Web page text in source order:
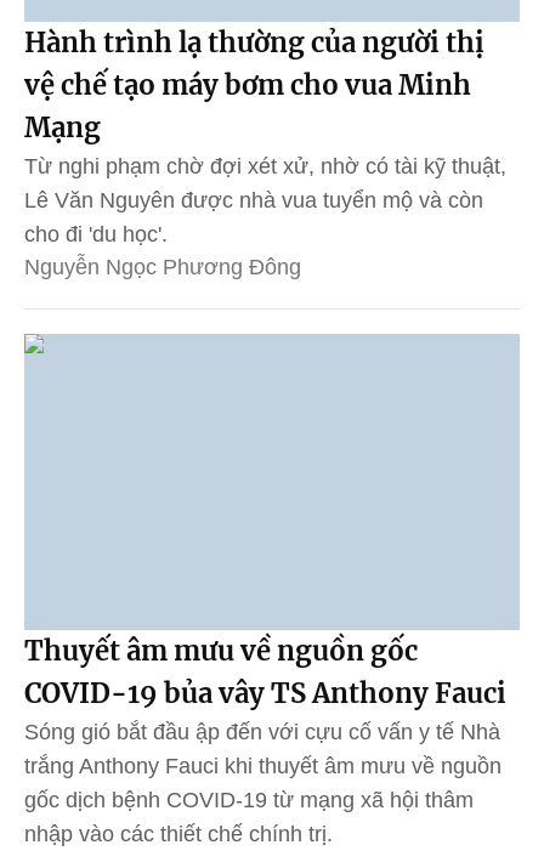
Hành trình lạ thường của người thị
vệ chế tạo máy bơm cho vua Minh
Mạng
Từ nghi phạm chờ đợi xét xử, nhờ có tài kỹ thuật,
Lê Văn Nguyên được nhà vua tuyển mộ và còn
cho đi 'du học'.
Nguyễn Ngọc Phương Đông
Thuyết âm mưu về nguồn gốc
COVID-19 bủa vây TS Anthony Fauci
Sóng gió bắt đầu ập đến với cựu cố vấn y tế Nhà
trắng Anthony Fauci khi thuyết âm mưu về nguồn
gốc dịch bệnh COVID-19 từ mạng xã hội thâm
nhập vào các thiết chế chính trị.